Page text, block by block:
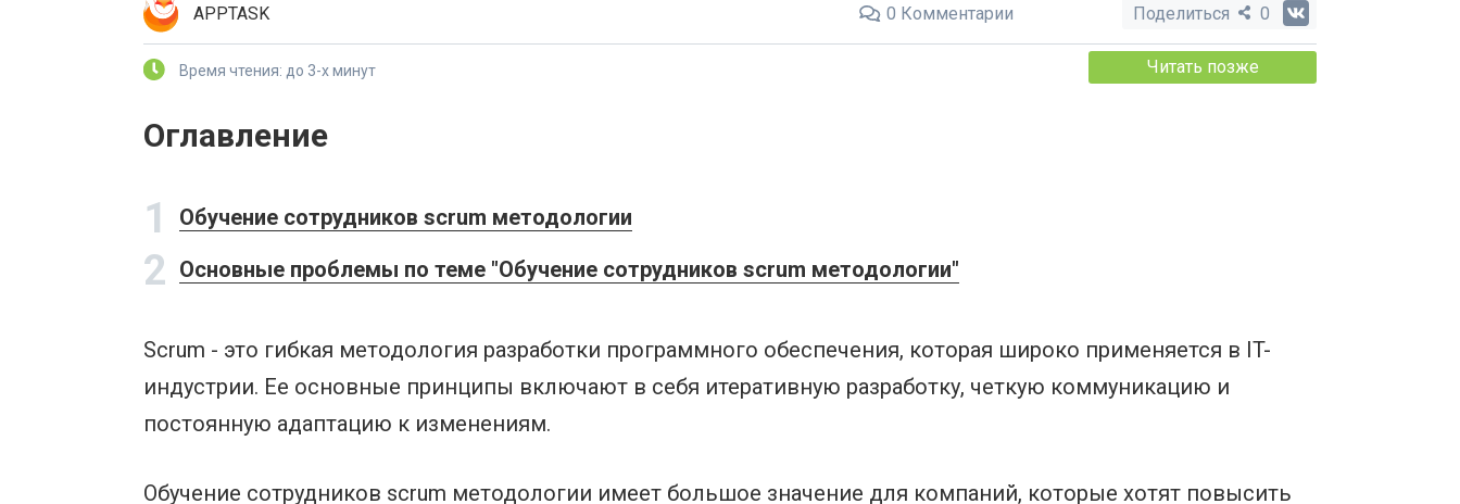
APPTASK 0 Комментарии Поделиться 0
Время чтения: до 3-х минут Читать позже
Оглавление
1 Обучение сотрудников scrum методологии
2 Основные проблемы по теме "Обучение сотрудников scrum методологии"
Scrum - это гибкая методология разработки программного обеспечения, которая широко применяется в IT-
индустрии. Ее основные принципы включают в себя итеративную разработку, четкую коммуникацию и
постоянную адаптацию к изменениям.
Обучение сотрудников scrum методологии имеет большое значение для компаний, которые хотят повысить